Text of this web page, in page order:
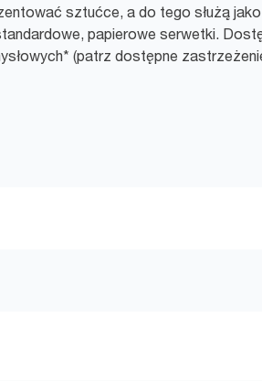
sztućce, a do tego służą
papierowe serwetki.
(patrz dostępne